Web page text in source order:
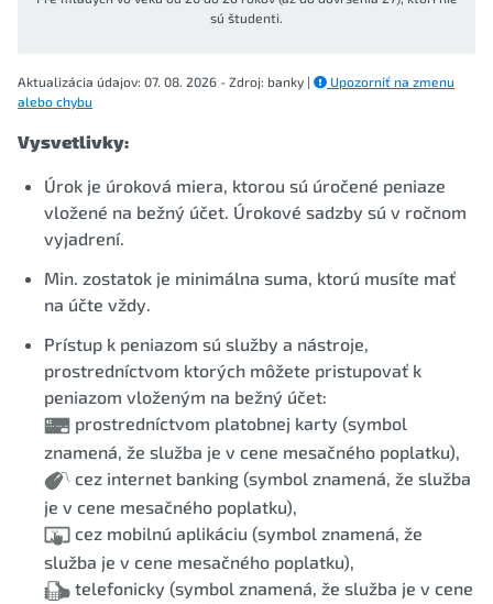
sú študenti.
Aktualizácia údajov: 07. 08. 2026 - Zdroj: banky |
Upozorniť na zmenu
alebo chybu
Vysvetlivky:
Úrok je úroková miera, ktorou sú úročené peniaze
vložené na bežný účet. Úrokové sadzby sú v ročnom
vyjadrení.
Min. zostatok je minimálna suma, ktorú musíte mať
na účte vždy.
Prístup k peniazom sú služby a nástroje,
prostredníctvom ktorých môžete pristupovať k
peniazom vloženým na bežný účet:
prostredníctvom platobnej karty (symbol
znamená, že služba je v cene mesačného poplatku),
cez internet banking (symbol znamená, že služba
je v cene mesačného poplatku),
cez mobilnú aplikáciu (symbol znamená, že
služba je v cene mesačného poplatku),
telefonicky (symbol znamená, že služba je v cene